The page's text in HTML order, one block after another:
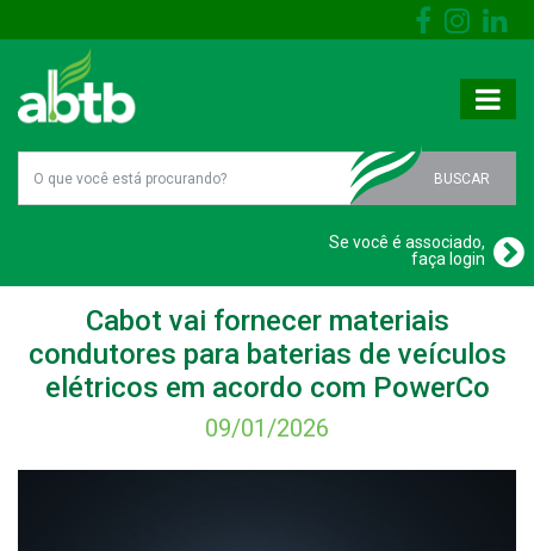
BUSCAR
Se você é associado,
faça login
Cabot vai fornecer materiais
condutores para baterias de veículos
elétricos em acordo com PowerCo
09/01/2026